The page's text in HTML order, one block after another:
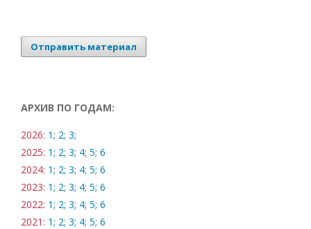
Отправить материал
АРХИВ ПО ГОДАМ:
2026: 1; 2; 3;
2025: 1; 2; 3; 4; 5; 6
2024: 1; 2; 3; 4; 5; 6
2023: 1; 2; 3; 4; 5; 6
2022: 1; 2; 3; 4; 5; 6
2021: 1; 2; 3; 4; 5; 6